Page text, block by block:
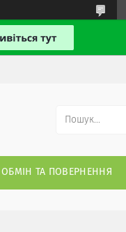
ОБМІН ТА ПОВЕРНЕННЯ